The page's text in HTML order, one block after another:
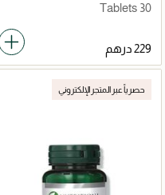
30 Tablets
حصرياً عبر المتجر الإلكتروني